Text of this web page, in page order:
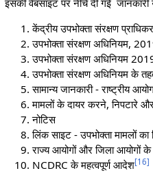
केंद्रीय उपभोक्ता संरक्षण
उपभोक्ता संरक्षण अधिनियम,
उपभोक्ता संरक्षण अधिनियम
उपभोक्ता संरक्षण अधिनियम के
सामान्य जानकारी - राष्ट्रीय
मामलों के दायर करने, निपटारे
नोटिस
लिंक साइट - उपभोक्ता मामलों का
राज्य आयोगों और जिला आयोगों
NCDRC के महत्वपूर्ण आदेश[16]